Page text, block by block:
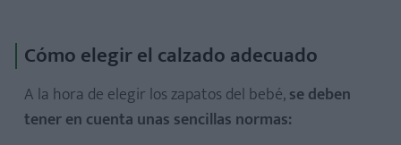
Cómo elegir el calzado adecuado
A la hora de elegir los zapatos del bebé,se deben
tener en cuenta unas sencillas normas: